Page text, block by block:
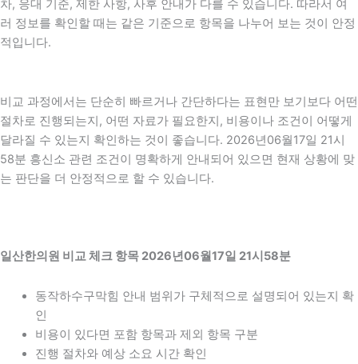
차, 응대 기준, 제한 사항, 사후 안내가 다를 수 있습니다. 따라서 여
러 정보를 확인할 때는 같은 기준으로 항목을 나누어 보는 것이 안정
적입니다.
비교 과정에서는 단순히 빠르거나 간단하다는 표현만 보기보다 어떤
절차로 진행되는지, 어떤 자료가 필요한지, 비용이나 조건이 어떻게
달라질 수 있는지 확인하는 것이 좋습니다. 2026년06월17일 21시
58분 흥신소 관련 조건이 명확하게 안내되어 있으면 현재 상황에 맞
는 판단을 더 안정적으로 할 수 있습니다.
일산한의원 비교 체크 항목 2026년06월17일 21시58분
동작하수구막힘 안내 범위가 구체적으로 설명되어 있는지 확
인
비용이 있다면 포함 항목과 제외 항목 구분
진행 절차와 예상 소요 시간 확인